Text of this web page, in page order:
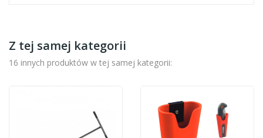
Z tej samej kategorii
16 innych produktów w tej samej kategorii: